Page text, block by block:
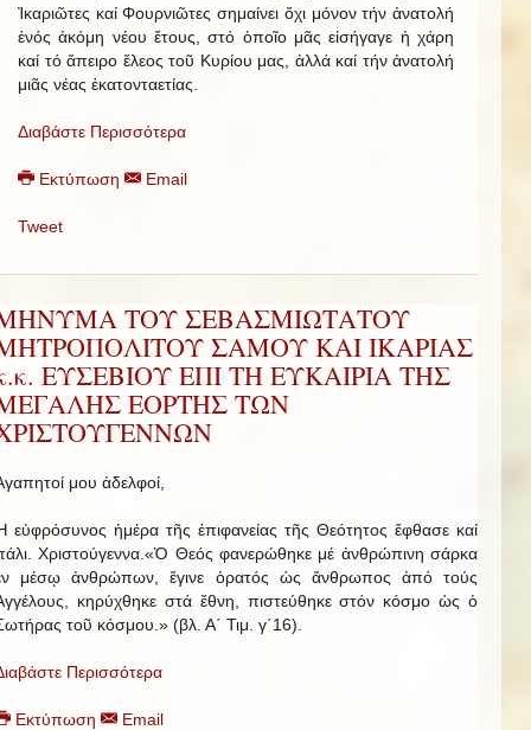
Ἰκαριῶτες καί Φουρνιῶτες σημαίνει ὄχι μόνον τήν ἀνατολή
ἑνός ἀκόμη νέου ἔτους, στό ὁποῖο μᾶς εἰσήγαγε ἡ χάρη
καί τό ἄπειρο ἔλεος τοῦ Κυρίου μας, ἀλλά καί τήν ἀνατολή
μιᾶς νέας ἑκατονταετίας.
Διαβάστε Περισσότερα
Εκτύπωση Email
Tweet
ΤΟΥ ΣΕΒΑΣΜΙΩΤΑΤΟΥ
ΣΑΜΟΥ ΚΑΙ ΙΚΑΡΙΑΣ
ΕΥΣΕΒΙΟΥ ΕΠΙ ΤΗ ΕΥΚΑΙΡΙΑ ΤΗΣ
ΕΟΡΤΗΣ ΤΩΝ
μου ἀδελφοί,
εὐφρόσυνος ἡμέρα τῆς ἐπιφανείας τῆς Θεότητος ἔφθασε καί
Χριστούγεννα.«Ὁ Θεός φανερώθηκε μέ ἀνθρώπινη σάρκα
μέσῳ ἀνθρώπων, ἔγινε ὁρατός ὡς ἄνθρωπος ἀπό τούς
κηρύχθηκε στά ἔθνη, πιστεύθηκε στόν κόσμο ὡς ὁ
τοῦ κόσμου.» (βλ. Α΄ Τιμ. γ΄16).
Περισσότερα
Εκτύπωση Email